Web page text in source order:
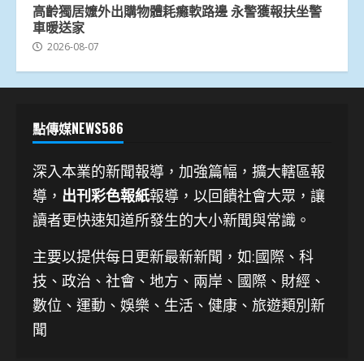
高齡獨居嬤外出購物體耗癱軟路邊 永警獲報扶坐警
車暖送家
2026-08-07
點傳媒NEWS586
深入本業的新聞報導，加強篇幅，擴大轄區報
導， 出刊彩色報紙報導，以回饋社會大眾，讓
讀者更快速知道所發生的大小新聞與常識。
主要以提供每日更新最新新聞 ，如:國際、科
技、 政治、社會、地方、兩岸、國際、財經、
數位、運動、娛樂、生活、健康、旅遊類別新
聞